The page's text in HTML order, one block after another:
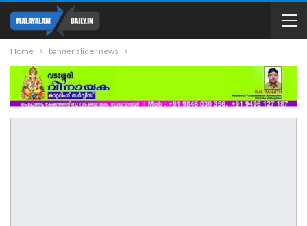
Home banner slider news